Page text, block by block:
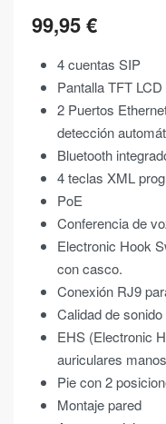
99,95€
4 cuentas SIP
Pantalla TFT
2 Puertos
detección
Bluetooth
4 teclas XML
PoE
Conferencia de
Electronic Hook
con casco.
Conexión RJ9
Calidad de
EHS (Electronic
auriculares
Pie con 2
Montaje pared